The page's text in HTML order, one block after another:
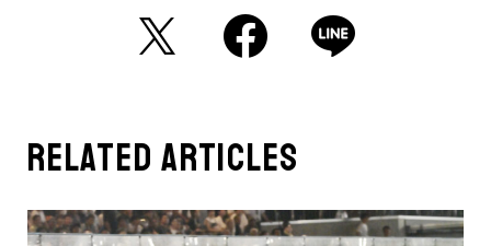
related articles